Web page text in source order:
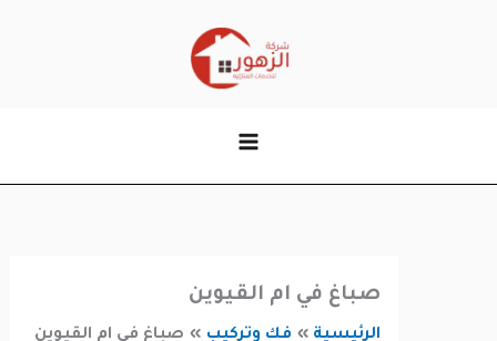
صباغ في ام القيوين
الرئيسية فك وتركيب صباغ في ام القيوين